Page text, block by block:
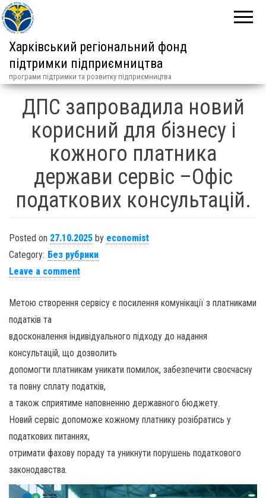
Харківський регіональний фонд
підтримки підприємництва
програми підтримки та розвитку підприємництва
ДПС запровадила новий
корисний для бізнесу і
кожного платника
держави сервіс –Офіс
податкових консультацій.
Posted on 27.10.2025 by economist
Category: Без рубрики
Leave a comment
Метою створення сервісу є посилення комунікації з платниками
податків та
вдосконалення індивідуального підходу до надання
консультацій, що дозволить
допомогти платникам уникати помилок, забезпечити своєчасну
та повну сплату податків,
а також сприятиме наповненню державного бюджету.
Новий сервіс допоможе кожному платнику розібратись у
податкових питаннях,
отримати фахову пораду та уникнути порушень податкового
законодавства.